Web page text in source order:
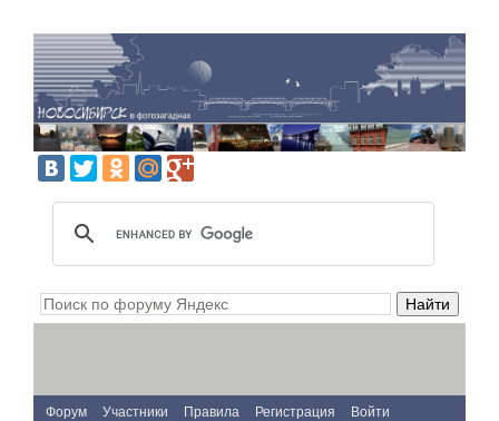
Форум Участники Правила Регистрация Войти